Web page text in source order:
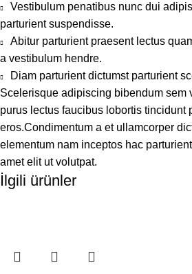
Vestibulum penatibus nunc dui
parturient suspendisse.
Abitur parturient praesent lectus
a vestibulum hendre.
Diam parturient dictumst parturient
Scelerisque adipiscing bibendum sem
purus lectus faucibus lobortis tincidunt
eros.Condimentum a et ullamcorper
elementum nam inceptos hac
amet elit ut volutpat.
İlgili ürünler